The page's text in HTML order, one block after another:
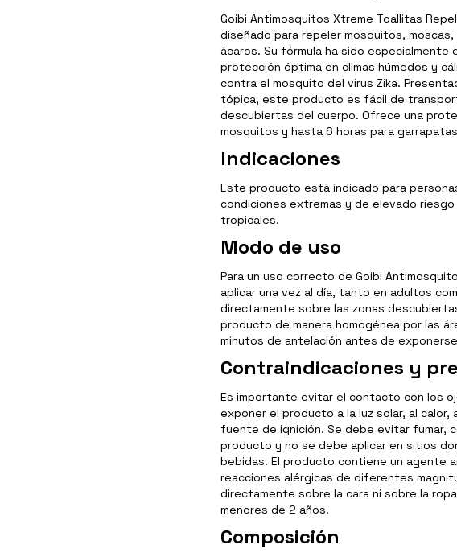
Goibi Antimosquitos Xtreme Toallitas
diseñado para repeler mosquitos,
ácaros. Su fórmula ha sido especialmente
protección óptima en climas húmedos y
contra el mosquito del virus Zika.
tópica, este producto es fácil de
descubiertas del cuerpo. Ofrece una
mosquitos y hasta 6 horas para
Indicaciones
Este producto está indicado para
condiciones extremas y de elevado
tropicales.
Modo de uso
Para un uso correcto de Goibi
aplicar una vez al día, tanto en adultos
directamente sobre las zonas
producto de manera homogénea por las
minutos de antelación antes de
Contraindicaciones y
Es importante evitar el contacto con los
exponer el producto a la luz solar, al calor,
fuente de ignición. Se debe evitar fumar,
producto y no se debe aplicar en sitios
bebidas. El producto contiene un agente
reacciones alérgicas de diferentes
directamente sobre la cara ni sobre la
menores de 2 años.
Composición